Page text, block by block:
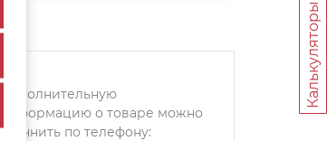
Дополнительную
информацию о товаре можно
уточнить по телефону:
Калькуляторы